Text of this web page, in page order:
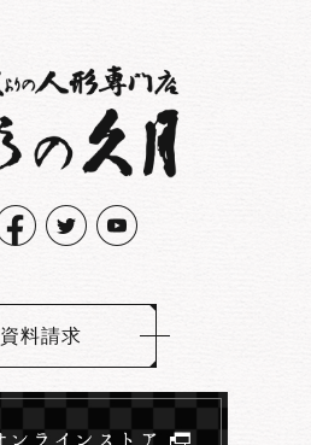
資料請求